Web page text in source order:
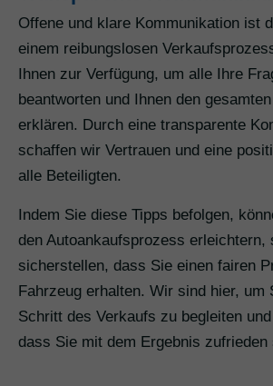
Offene und klare Kommunikation ist
einem reibungslosen
Ihnen zur Verfügung, um alle Ihre
beantworten und Ihnen den
erklären. Durch eine transparente
schaffen wir Vertrauen und eine
alle Beteiligten.
Indem Sie diese Tipps befolgen,
den Autoankaufsprozess erleichtern,
sicherstellen, dass Sie einen fairen
Fahrzeug erhalten. Wir sind hier, um
Schritt des Verkaufs zu begleiten
dass Sie mit dem Ergebnis zufrieden